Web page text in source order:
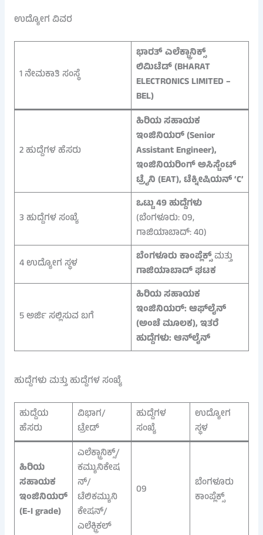
ಉದ್ಯೋಗ ವಿವರ
1 ನೇಮಕಾತಿ ಸಂಸ್ಥೆ
ಭಾರತ್ ಎಲೆಕ್ಟ್ರಾನಿಕ್ಸ್
ಲಿಮಿಟೆಡ್ (BHARAT
ELECTRONICS LIMITED –
BEL)
2 ಹುದ್ದೆಗಳ ಹೆಸರು
ಹಿರಿಯ ಸಹಾಯಕ
ಇಂಜಿನಿಯರ್ (Senior
Assistant Engineer),
ಇಂಜಿನಿಯರಿಂಗ್ ಅಸಿಸ್ಟೆಂಟ್
ಟ್ರೈನಿ (EAT), ಟೆಕ್ನೀಷಿಯನ್ ‘C’
3 ಹುದ್ದೆಗಳ ಸಂಖ್ಯೆ
ಒಟ್ಟು 49 ಹುದ್ದೆಗಳು
(ಬೆಂಗಳೂರು: 09,
ಗಾಜಿಯಾಬಾದ್: 40)
4 ಉದ್ಯೋಗ ಸ್ಥಳ
ಬೆಂಗಳೂರು ಕಾಂಪ್ಲೆಕ್ಸ್ಮತ್ತು
ಗಾಜಿಯಾಬಾದ್ ಘಟಕ
5 ಅರ್ಜಿ ಸಲ್ಲಿಸುವ ಬಗೆ
ಹಿರಿಯ ಸಹಾಯಕ
ಇಂಜಿನಿಯರ್: ಆಫ್‌ಲೈನ್
(ಅಂಚೆ ಮೂಲಕ), ಇತರೆ
ಹುದ್ದೆಗಳು: ಆನ್‌ಲೈನ್
ಹುದ್ದೆಗಳು ಮತ್ತು ಹುದ್ದೆಗಳ ಸಂಖ್ಯೆ
ಹುದ್ದೆಯ
ಹೆಸರು
ವಿಭಾಗ/
ಟ್ರೇಡ್
ಹುದ್ದೆಗಳ
ಸಂಖ್ಯೆ
ಉದ್ಯೋಗ
ಸ್ಥಳ
ಹಿರಿಯ
ಸಹಾಯಕ
ಇಂಜಿನಿಯರ್
(E-I grade)
ಎಲೆಕ್ಟ್ರಾನಿಕ್ಸ್/
ಕಮ್ಯುನಿಕೇಷ
ನ್/
ಟೆಲಿಕಮ್ಯುನಿ
ಕೇಷನ್/
ಎಲೆಕ್ಟ್ರಿಕಲ್
09
ಬೆಂಗಳೂರು
ಕಾಂಪ್ಲೆಕ್ಸ್